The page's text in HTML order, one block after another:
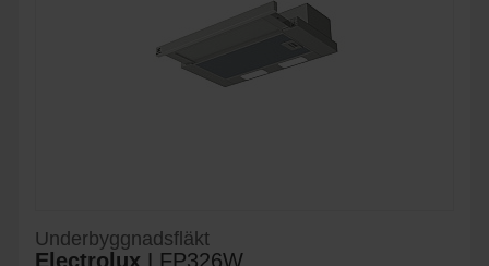
Underbyggnadsfläkt
Electrolux LFP326W